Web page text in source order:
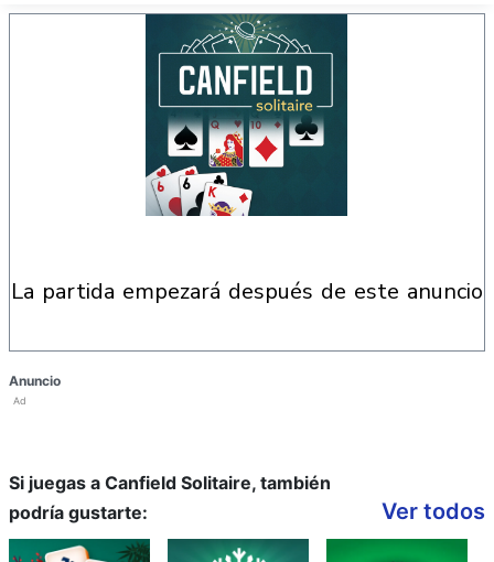
la partida empezará después de este anuncio
Anuncio
Ad
Si juegas a Canfield Solitaire, también
podría gustarte:
Ver todos